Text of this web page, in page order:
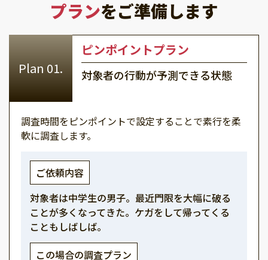
プランをご準備します
ピンポイントプラン
対象者の行動が予測できる状態
調査時間をピンポイントで設定することで素行を柔
軟に調査します。
ご依頼内容
対象者は中学生の男子。最近門限を大幅に破る
ことが多くなってきた。ケガをして帰ってくる
こともしばしば。
この場合の調査プラン